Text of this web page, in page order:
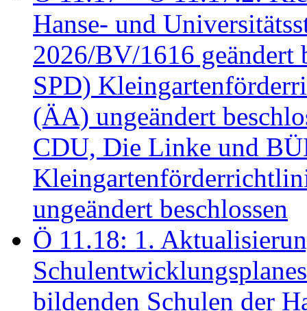
Hanse- und
2026/BV/1616 geändert
SPD)
(ÄA) ungeändert
CDU, Die Linke und
ungeändert beschlossen
Ö 11.18: 1.
bildenden Schulen der